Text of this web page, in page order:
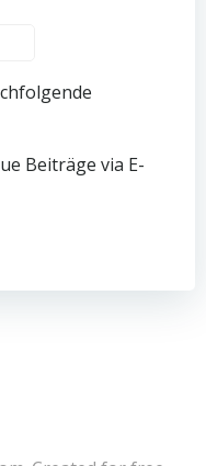
Beiträge via E-